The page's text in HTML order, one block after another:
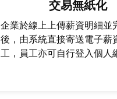
交易無紙化
企業於線上上傳薪資明細並
後，由系統直接寄送電子薪
工，員工亦可自行登入個人